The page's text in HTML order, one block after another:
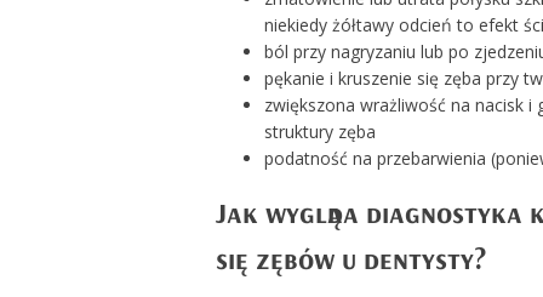
niekiedy żółtawy odcień to efekt
ból przy nagryzaniu lub po
pękanie i kruszenie się zęba przy
zwiększona wrażliwość na nacisk
struktury zęba
podatność na przebarwienia
Jak wygląda diagnostyka
się zębów u dentysty?